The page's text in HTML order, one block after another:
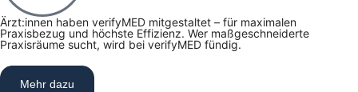
Ärzt:innen haben verifyMED mitgestaltet – für maximalen
Praxisbezug und höchste Effizienz. Wer maßgeschneiderte
Praxisräume sucht, wird bei verifyMED fündig.
Mehr dazu